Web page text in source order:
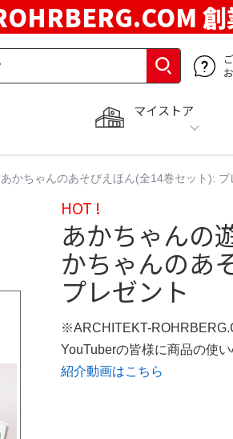
創
マイストア
かちゃんのあそびえほん(全14巻セット): プ
HOT !
あかちゃんの
かちゃんのあ
プレゼント
※ARCHITEKT-
YouTuberの皆様に商品の使
紹介動画はこちら